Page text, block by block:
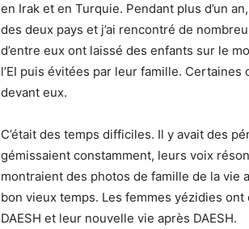
en Irak et en Turquie. Pendant plus d’un
des deux pays et j’ai rencontré de
d’entre eux ont laissé des enfants sur le
l’EI puis évitées par leur famille.
devant eux.
C’était des temps difficiles. Il y avait des
gémissaient constamment, leurs voix
montraient des photos de famille de la vie
bon vieux temps. Les femmes yézidies
DAESH et leur nouvelle vie après DAESH.